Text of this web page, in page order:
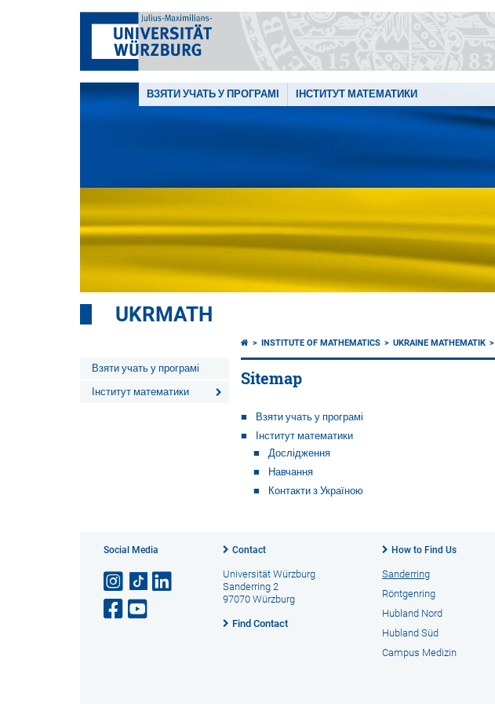
ВЗЯТИ УЧАТЬ У ПРОГРАМІ ІНСТИТУТ МАТЕМАТИКИ
UKRMATH
Взяти учать у програмі
Інститут математики
INSTITUTE OF MATHEMATICS UKRAINE MATHEMATIK
Sitemap
Взяти учать у програмі
Інститут математики
Дослідження
Навчання
Контакти з Україною
Social Media Contact
Universität Würzburg
Sanderring 2
97070 Würzburg
Find Contact
How to Find Us
Sanderring
Röntgenring
Hubland Nord
Hubland Süd
Campus Medizin